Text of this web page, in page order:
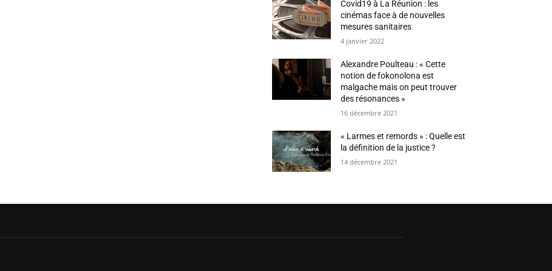
Covid19 à La Réunion : les
cinémas face à de nouvelles
mesures sanitaires
4 janvier 2022
Alexandre Poulteau : « Cette
notion de fokonolona est
malgache mais on peut trouver
des résonances »
16 décembre 2021
« Larmes et remords » : Quelle est
la définition de la justice ?
14 décembre 2021